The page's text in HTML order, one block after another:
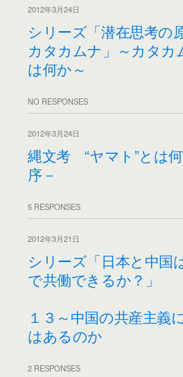
2012年3月24日
シリーズ「潜在思考の
カタカムナ」～カタカ
は何か～
NO RESPONSES
2012年3月24日
縄文考 “ヤマト”とは
序－
5 RESPONSES
2012年3月21日
シリーズ「日本と中国
で共働できるか？」
１３～中国の共産主義
はあるのか
2 RESPONSES